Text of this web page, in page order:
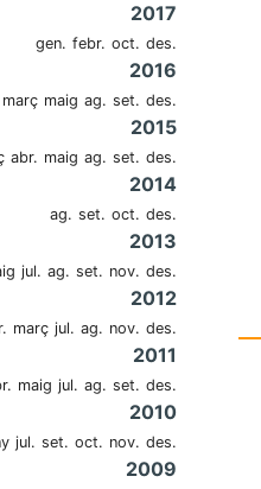
2017
gen. febr. oct. des.
2016
març maig ag. set. des.
2015
abr. maig ag. set. des.
2014
ag. set. oct. des.
2013
jul. ag. set. nov. des.
2012
març jul. ag. nov. des.
2011
maig jul. ag. set. des.
2010
jul. set. oct. nov. des.
2009